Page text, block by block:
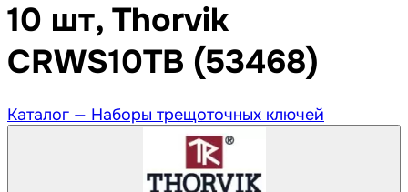
10 шт, Thorvik
CRWS10TB (53468)
Каталог — Наборы трещоточных ключей